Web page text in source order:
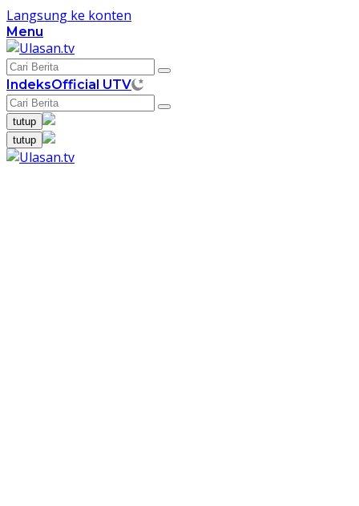
Langsung ke konten
Menu
IndeksOfficial UTV
tutup
tutup